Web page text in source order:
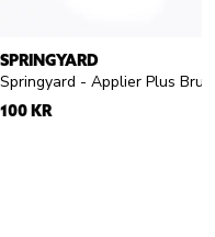
SPRINGYARD
100 KR